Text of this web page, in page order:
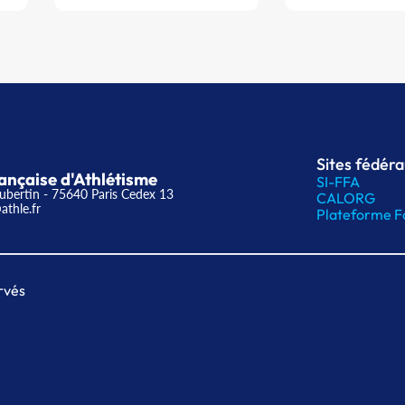
d'Athlétisme
- 75640 Paris Cedex 13
Sites
SI-FFA
CALORG
Plateforme